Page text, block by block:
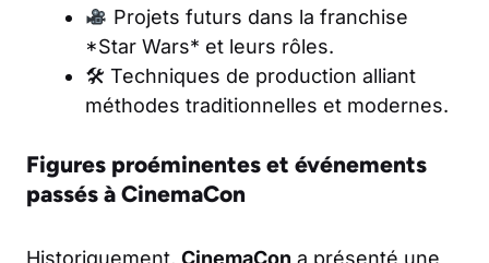
Projets futurs dans la franchise
*Star Wars* et leurs rôles.
🛠 Techniques de production alliant
méthodes traditionnelles et modernes.
Figures proéminentes et événements
passés à CinemaCon
Historiquement, CinemaCon a présenté une